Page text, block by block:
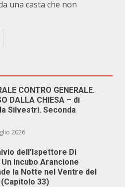
una casta che non
CONTRO GENERALE.
DALLA CHIESA – di
Silvestri. Seconda
2026
dell’Ispettore Di
Un Incubo Arancione
la Notte nel Ventre del
33)